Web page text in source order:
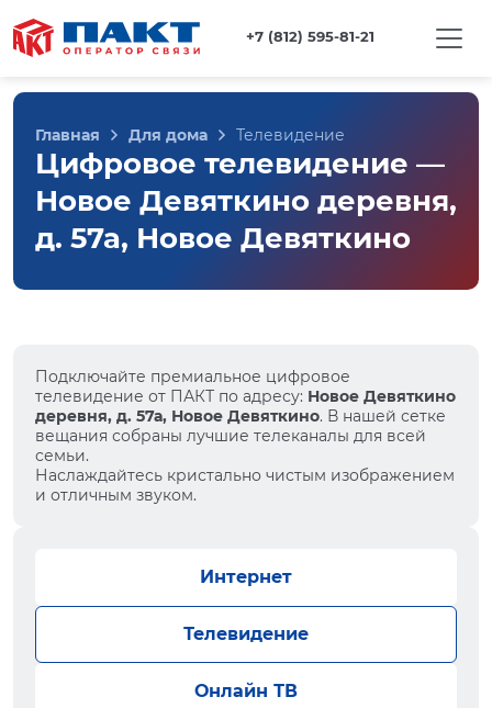
+7 (812) 595-81-21
Главная Для дома Телевидение
Цифровое телевидение —
Новое Девяткино деревня,
д. 57а, Новое Девяткино
Подключайте премиальное цифровое
телевидение от ПАКТ по адресу: Новое Девяткино
деревня, д. 57а, Новое Девяткино. В нашей сетке
вещания собраны лучшие телеканалы для всей
семьи.
Наслаждайтесь кристально чистым изображением
и отличным звуком.
Интернет
Телевидение
Онлайн ТВ